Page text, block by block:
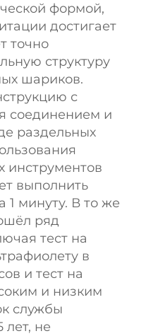
формой,
достигает
точно
структуру
шариков.
с
соединением и
раздельных
инструментов
выполнить
1 минуту. В то же
ряд
тест на
в
и тест на
и низким
службы
лет, не